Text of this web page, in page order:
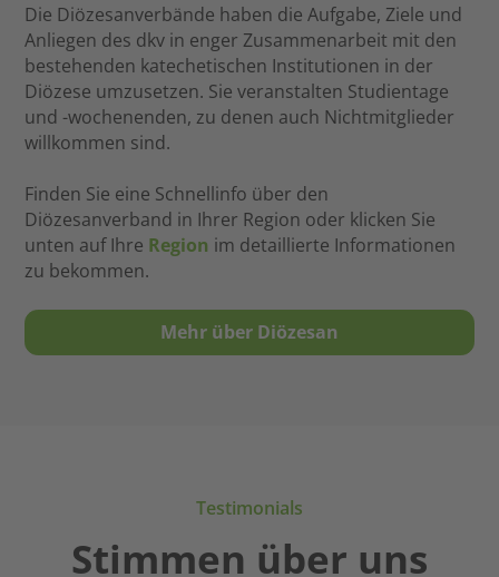
Die Diözesanverbände haben die Aufgabe, Ziele und
Anliegen des dkv in enger Zusammenarbeit mit den
bestehenden katechetischen Institutionen in der
Diözese umzusetzen. Sie veranstalten Studientage
und -wochenenden, zu denen auch Nichtmitglieder
willkommen sind.
Finden Sie eine Schnellinfo über den
Diözesanverband in Ihrer Region oder klicken Sie
unten auf Ihre Region im detaillierte Informationen
zu bekommen.
Mehr über Diözesan
Testimonials
Stimmen über uns